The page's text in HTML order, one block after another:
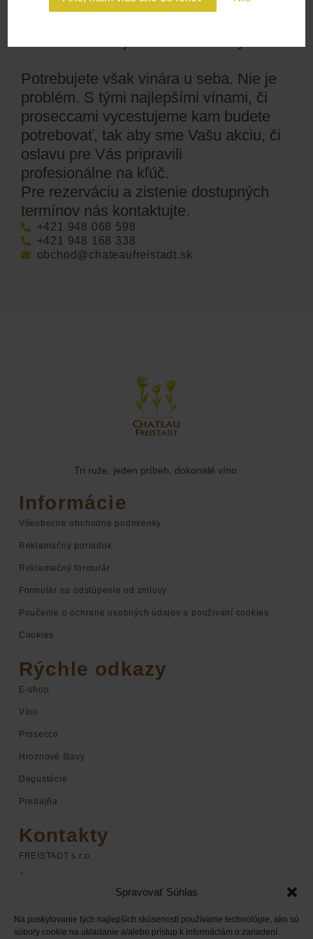
Spravovať Súhlas
Na poskytovanie tých najlepších skúseností používame technológie, ako sú
súbory cookie na ukladanie a/alebo prístup k informáciám o zariadení.
Potrebujete však vinára u seba. Nie je
problém. S tými najlepšími vínami, či
proseccami vycestujeme kam budete
potrebovať, tak aby sme Vašu akciu, či
oslavu pre Vás pripravili
profesionálne na kľúč.
Pre rezerváciu a zistenie dostupných
termínov nás kontaktujte.
+421 948 068 598
+421 948 168 338
obchod@chateaufreistadt.sk
Tri ruže, jeden príbeh, dokonalé víno.
Informácie
Všeobecné obchodné podmienky
Reklamačný poriadok
Reklamačný formulár
Formulár na odstúpenie od zmluvy
Poučenie o ochrane osobných údajov a používaní cookies
Cookies
Rýchle odkazy
E-shop
Víno
Prosecco
Hroznové štavy
Degustácie
Predajňa
Kontakty
FREISTADT s.r.o.
+421 948 068 598